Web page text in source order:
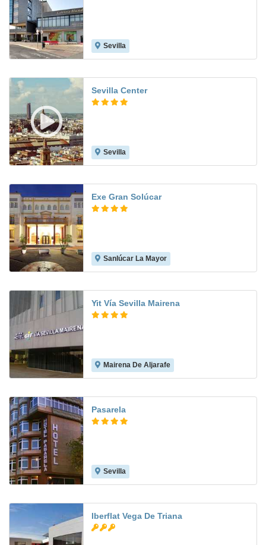
Sevilla
Sevilla Center
Sevilla
Exe Gran Solúcar
Sanlúcar La Mayor
Yit Vía Sevilla Mairena
Mairena De Aljarafe
Pasarela
Sevilla
Iberflat Vega De Triana